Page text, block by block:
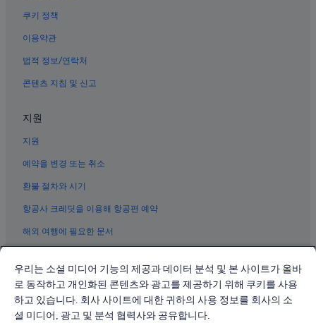
쿠키 정책
이용약관
법적 정보/연락처
콘텐츠 지침 및 신고
지원
지원
예약을 변경 또는 취소
환불 절차와 시기
항공사 크레딧을 이용해 항공편 예약
해외 여행에 필요한 문서
© 2026 Expedia, Inc., Expedia Group 계열사. All rights reserved.
Expedia 및 비행기 로고는 Expedia, Inc.의 상표 또는 등록 상표입니다.
우리는 소셜 미디어 기능의 제공과 데이터 분석 및 본 사이트가 올바
로 동작하고 개인화된 콘텐츠와 광고를 제공하기 위해 쿠키를 사용
하고 있습니다. 회사 사이트에 대한 귀하의 사용 정보를 회사의 소
셜 미디어, 광고 및 분석 협력사와 공유합니다.